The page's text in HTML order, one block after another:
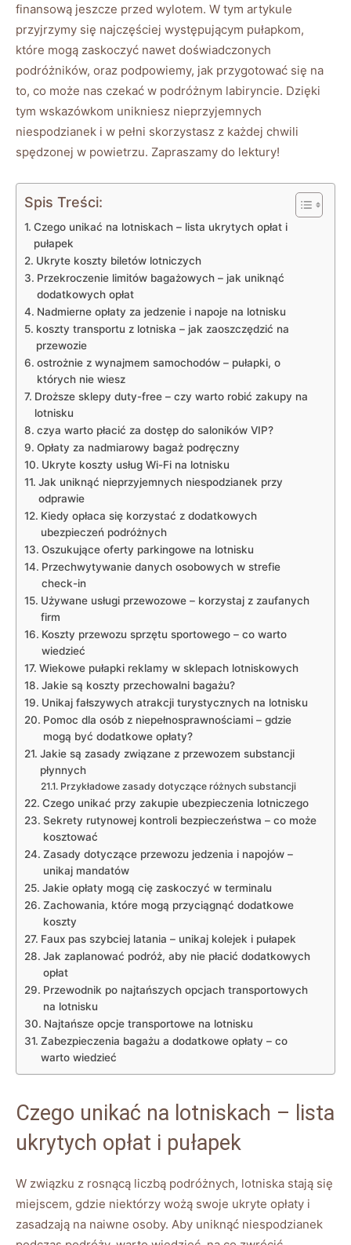
finansową jeszcze przed wylotem. W tym artykule
przyjrzymy się najczęściej występującym pułapkom,
które mogą zaskoczyć nawet doświadczonych
podróżników, oraz podpowiemy, jak przygotować się na
to, co może nas czekać w podróżnym labiryncie. Dzięki
tym wskazówkom unikniesz nieprzyjemnych
niespodzianek i w pełni skorzystasz z każdej chwili
spędzonej w powietrzu. Zapraszamy do lektury!
Spis Treści:
Czego unikać na lotniskach – lista ukrytych opłat i
pułapek
Ukryte koszty biletów lotniczych
Przekroczenie limitów bagażowych – jak uniknąć
dodatkowych opłat
Nadmierne opłaty za jedzenie i napoje na lotnisku
koszty transportu z lotniska – jak zaoszczędzić na
przewozie
ostrożnie z wynajmem samochodów – pułapki, o
których nie wiesz
Droższe sklepy duty-free – czy warto robić zakupy na
lotnisku
czya warto płacić za dostęp do saloników VIP?
Opłaty za nadmiarowy bagaż podręczny
Ukryte koszty usług Wi-Fi na lotnisku
Jak uniknąć nieprzyjemnych niespodzianek przy
odprawie
Kiedy opłaca się korzystać z dodatkowych
ubezpieczeń podróżnych
Oszukujące oferty parkingowe na lotnisku
Przechwytywanie danych osobowych w strefie
check-in
Używane usługi przewozowe – korzystaj z zaufanych
firm
Koszty przewozu sprzętu sportowego – co warto
wiedzieć
Wiekowe pułapki reklamy w sklepach lotniskowych
Jakie są koszty przechowalni bagażu?
Unikaj fałszywych atrakcji turystycznych na lotnisku
Pomoc dla osób z niepełnosprawnościami – gdzie
mogą być dodatkowe opłaty?
Jakie są zasady związane z przewozem substancji
płynnych
Przykładowe zasady dotyczące różnych substancji
Czego unikać przy zakupie ubezpieczenia lotniczego
Sekrety rutynowej kontroli bezpieczeństwa – co może
kosztować
Zasady dotyczące przewozu jedzenia i napojów –
unikaj mandatów
Jakie opłaty mogą cię zaskoczyć w terminalu
Zachowania, które mogą przyciągnąć dodatkowe
koszty
Faux pas szybciej latania – unikaj kolejek i pułapek
Jak zaplanować podróż, aby nie płacić dodatkowych
opłat
Przewodnik po najtańszych opcjach transportowych
na lotnisku
Najtańsze opcje transportowe na lotnisku
Zabezpieczenia bagażu a dodatkowe opłaty – co
warto wiedzieć
Czego unikać na lotniskach – lista
ukrytych opłat i pułapek
W związku z rosnącą liczbą podróżnych, lotniska stają się
miejscem, gdzie niektórzy wożą swoje ukryte opłaty i
zasadzają na naiwne osoby. Aby uniknąć niespodzianek